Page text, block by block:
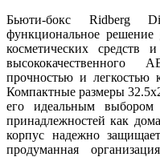
Бьюти-бокс Ridberg
функциональное решение
косметических средств
высококачественного
прочностью и легкостью
Компактные размеры
его идеальным выбором
принадлежностей как
корпус надежно
продуманная